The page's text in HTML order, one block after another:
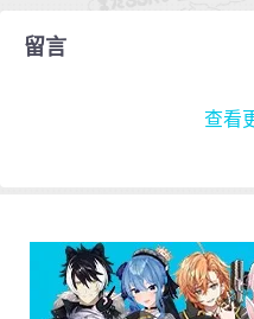
留言
查看